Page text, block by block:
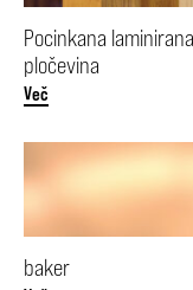
Pocinkana laminirana
pločevina
Več
baker